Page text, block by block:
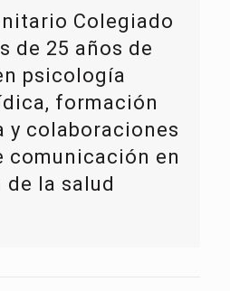
Colegiado
de 25 años de
psicología
formación
y colaboraciones
comunicación en
la salud